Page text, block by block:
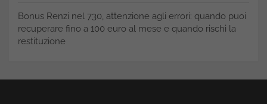
Bonus Renzi nel 730, attenzione agli errori: quando puoi
recuperare fino a 100 euro al mese e quando rischi la
restituzione